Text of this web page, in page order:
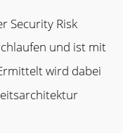
Security Risk
und ist mit
wird dabei